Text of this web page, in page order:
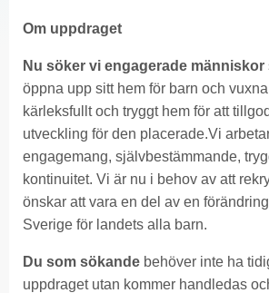
Om uppdraget
Nu söker vi engagerade människor
öppna upp sitt hem för barn och
kärleksfullt och tryggt hem för att
utveckling för den placerade.Vi
engagemang, självbestämmande,
kontinuitet. Vi är nu i behov av att
önskar att vara en del av en
Sverige för landets alla barn.
Du som sökande behöver inte ha
uppdraget utan kommer handledas